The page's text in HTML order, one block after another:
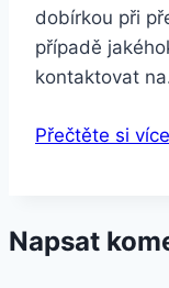
dobírkou při
případě
kontaktovat
Přečtěte si více
Napsat